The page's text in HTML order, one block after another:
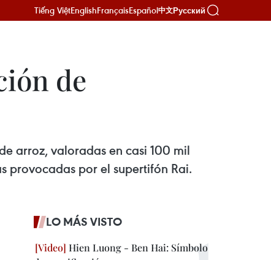
Tiếng ViệtEnglishFrançaisEspañol中文Русский
de
arroz, valoradas en casi 100 mil
provocadas por el supertifón Rai.
LO MÁS VISTO
Hien Luong - Ben Hai: Símbolo